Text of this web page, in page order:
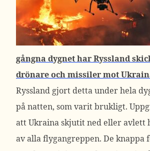
gångna dygnet har Ryssland
drönare och missiler mot
Ryssland gjort detta under hela
på natten, som varit brukligt.
att Ukraina skjutit ned eller avlett
av alla flygangreppen. De knappa